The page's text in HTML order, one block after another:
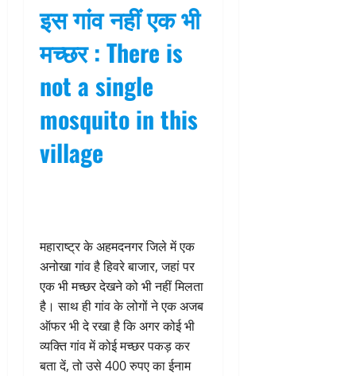
इस गांव नहीं एक भी
मच्छर : There is
not a single
mosquito in this
village
महाराष्ट्र के अहमदनगर जिले में एक
अनोखा गांव है हिवरे बाजार, जहां पर
एक भी मच्छर देखने को भी नहीं मिलता
है। साथ ही गांव के लोगों ने एक अजब
ऑफर भी दे रखा है कि अगर कोई भी
व्यक्ति गांव में कोई मच्छर पकड़ कर
बता दें, तो उसे 400 रुपए का ईनाम